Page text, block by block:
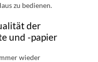
zu bedienen.
der
und -papier
wieder